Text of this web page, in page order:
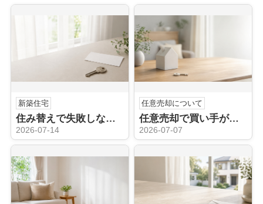
新築住宅
住み替えで失敗しないためには？価格や時期の注意点についても解説
2026-07-14
任意売却について
任意売却で買い手がつかない理由は？競売のリスクや価格見直しも解説
2026-07-07